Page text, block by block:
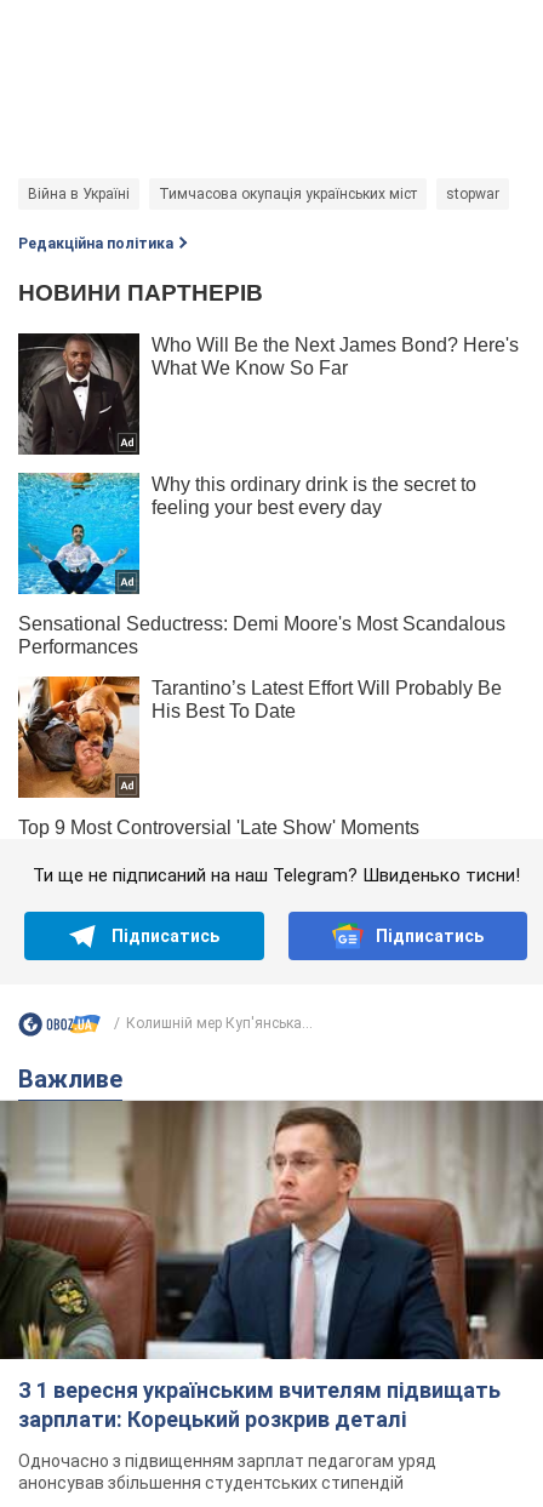
Війна в Україні Тимчасова окупація українських міст stopwar
Редакційна політика
Ти ще не підписаний на наш Telegram? Швиденько тисни!
Підписатись Підписатись
Колишній мер Куп'янська...
Важливе
З 1 вересня українським вчителям підвищать
зарплати: Корецький розкрив деталі
Одночасно з підвищенням зарплат педагогам уряд
анонсував збільшення студентських стипендій